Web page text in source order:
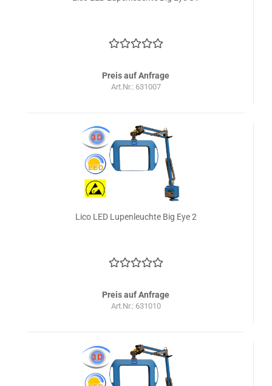
Preis auf Anfrage
Art.Nr.: 631007
Lico LED Lupenleuchte Big Eye 2
Preis auf Anfrage
Art.Nr.: 631010